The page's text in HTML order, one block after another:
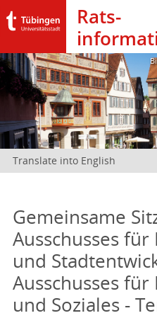
Rats­
Translate into English
Gemeinsame
Ausschusses
und
Ausschusses
und Soziales -